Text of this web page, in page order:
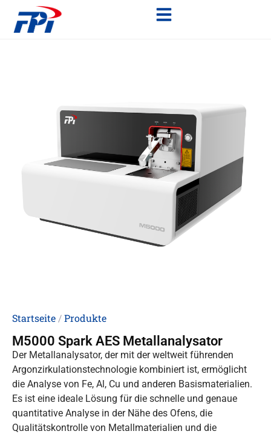
Startseite/Produkte
M5000 Spark AES Metallanalysator
Der Metallanalysator, der mit der weltweit führenden
Argonzirkulationstechnologie kombiniert ist, ermöglicht
die Analyse von Fe, Al, Cu und anderen Basismaterialien.
Es ist eine ideale Lösung für die schnelle und genaue
quantitative Analyse in der Nähe des Ofens, die
Qualitätskontrolle von Metallmaterialien und die